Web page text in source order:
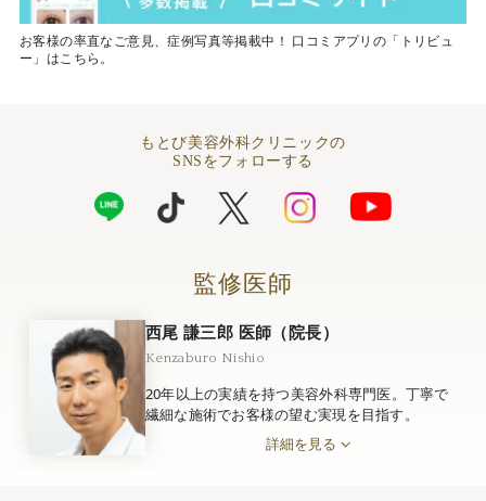
お客様の率直なご意見、症例写真等掲載中！ 口コミアプリの「トリビュ
ー」はこちら。
もとび美容外科クリニックの
SNSをフォローする
監修医師
西尾 謙三郎 医師（院長）
Kenzaburo Nishio
20年以上の実績を持つ美容外科専門医。丁寧で
繊細な施術でお客様の望む実現を目指す。
詳細を見る